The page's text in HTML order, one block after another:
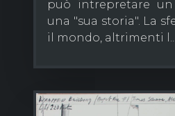
può intrepretare
una "sua storia". La
il mondo, altrimenti l...